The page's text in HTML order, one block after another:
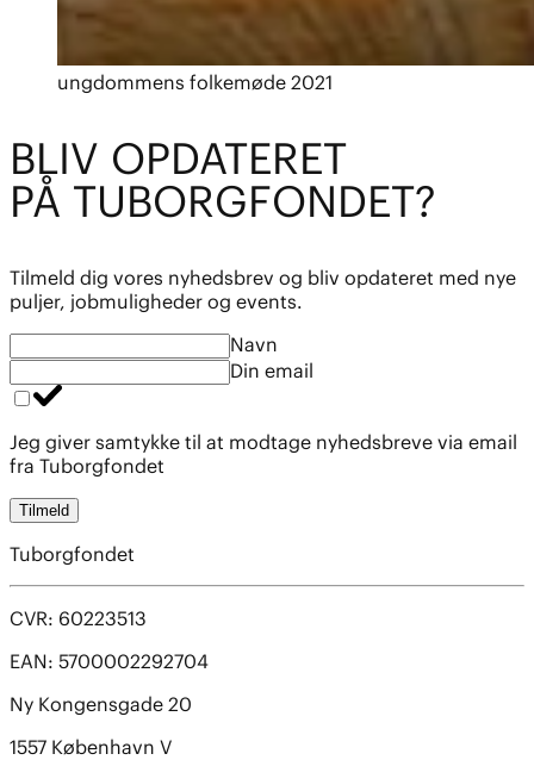
ungdommens folkemøde 2021
BLIV OPDATERET
PÅ TUBORGFONDET?
Tilmeld dig vores nyhedsbrev og bliv opdateret med nye
puljer, jobmuligheder og events.
Navn
Din email
Jeg giver samtykke til at modtage nyhedsbreve via email
fra Tuborgfondet
Tilmeld
Tuborgfondet
CVR: 60223513
EAN: 5700002292704
Ny Kongensgade 20
1557 København V